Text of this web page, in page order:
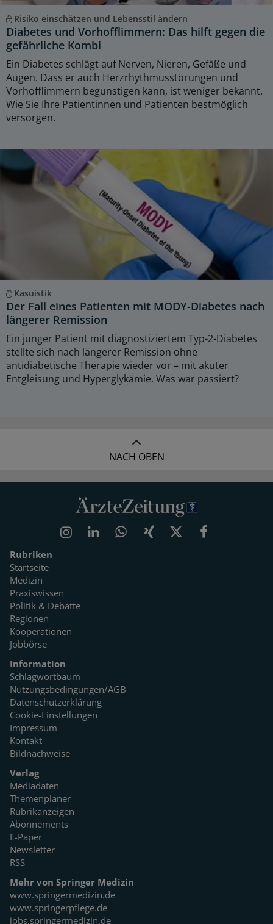
Risiko einschätzen und Lebensstil ändern
Diabetes und Vorhofflimmern: Das hilft gegen die
gefährliche Kombi
Ein Diabetes schlägt auf Nerven, Nieren, Gefäße und
Augen. Dass er auch Herzrhythmusstörungen und
Vorhofflimmern begünstigen kann, ist weniger bekannt.
Wie Sie Ihre Patientinnen und Patienten bestmöglich
versorgen.
Kasuistik
Der Fall eines Patienten mit MODY-Diabetes nach
längerer Remission
Ein junger Patient mit diagnostiziertem Typ-2-Diabetes
stellte sich nach längerer Remission ohne
antidiabetische Therapie wieder vor – mit akuter
Entgleisung und Hyperglykämie. Was war passiert?
NACH OBEN
Rubriken
Startseite
Medizin
Praxiswissen
Politik & Debatte
Regionen
Kooperationen
Jobbörse
Information
Schlagwortbaum
Nutzungsbedingungen/AGB
Datenschutzerklärung
Cookie-Einstellungen
Impressum
Kontakt
Bildnachweise
Verlag
Mediadaten
Themenplaner
Rubrikanzeigen
Abonnements
E-Paper
Newsletter
RSS
Mehr von Springer Medizin
www.springermedizin.de
www.springerpflege.de
jobs.springermedizin.de